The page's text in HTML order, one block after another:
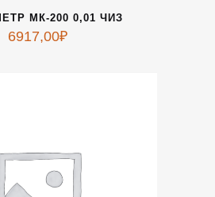
МК-200 0,01 ЧИЗ
6917,00₽